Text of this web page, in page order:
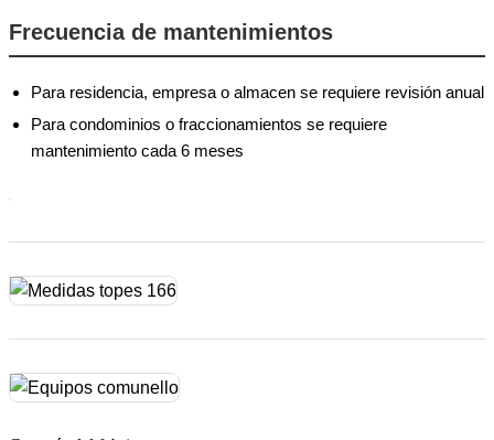
Frecuencia de mantenimientos
Para residencia, empresa o almacen se requiere revisión anual
Para condominios o fraccionamientos se requiere
mantenimiento cada 6 meses